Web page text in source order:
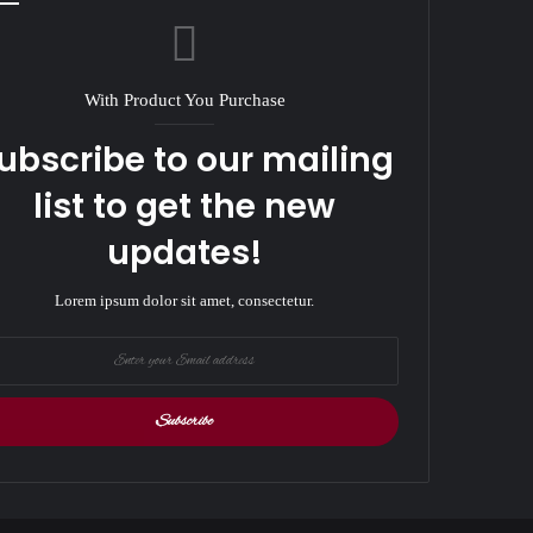
With Product You Purchase
to our mailing
list to get the new
updates!
Lorem ipsum dolor sit amet, consectetur.